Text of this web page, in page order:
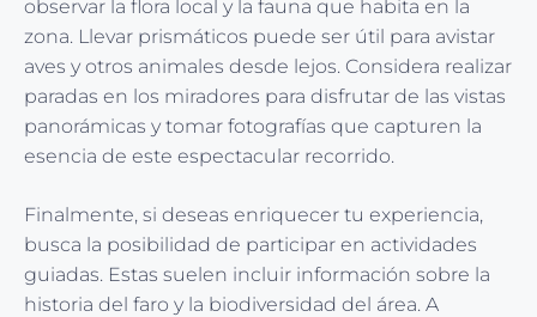
observar la flora local y la fauna que habita en la
zona. Llevar prismáticos puede ser útil para avistar
aves y otros animales desde lejos. Considera realizar
paradas en los miradores para disfrutar de las vistas
panorámicas y tomar fotografías que capturen la
esencia de este espectacular recorrido.
Finalmente, si deseas enriquecer tu experiencia,
busca la posibilidad de participar en actividades
guiadas. Estas suelen incluir información sobre la
historia del faro y la biodiversidad del área. A